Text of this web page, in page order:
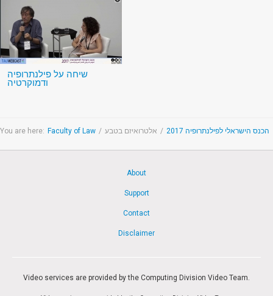
שיחה על פילנתרופיה
ודמוקרטיה
You are here: Faculty of Law / הכנס הישראלי לפילנתרופיה 2017 / אלטרואיזם בטבע
About
Support
Contact
Disclaimer
Video services are provided by the Computing Division Video Team.